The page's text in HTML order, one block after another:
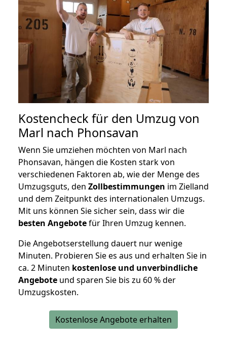
Kostencheck für den Umzug von
Marl nach Phonsavan
Wenn Sie umziehen möchten von Marl nach
Phonsavan, hängen die Kosten stark von
verschiedenen Faktoren ab, wie der Menge des
Umzugsguts, den Zollbestimmungen im Zielland
und dem Zeitpunkt des internationalen Umzugs.
Mit uns können Sie sicher sein, dass wir die
besten Angebotefür Ihren Umzug kennen.
Die Angebotserstellung dauert nur wenige
Minuten. Probieren Sie es aus und erhalten Sie in
ca. 2 Minuten kostenlose und unverbindliche
Angebote und sparen Sie bis zu 60 % der
Umzugskosten.
Kostenlose Angebote erhalten